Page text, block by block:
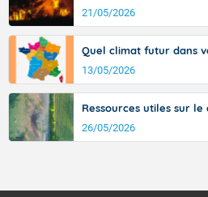
21/05/2026
Quel climat futur dans
13/05/2026
Ressources utiles sur
26/05/2026